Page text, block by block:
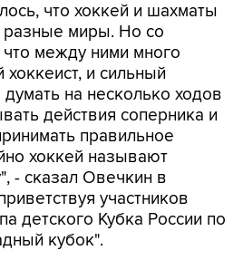
что хоккей и шахматы
миры. Но со
между ними много
и сильный
на несколько ходов
действия соперника и
правильное
хоккей называют
- сказал Овечкин в
участников
детского Кубка России по
кубок".